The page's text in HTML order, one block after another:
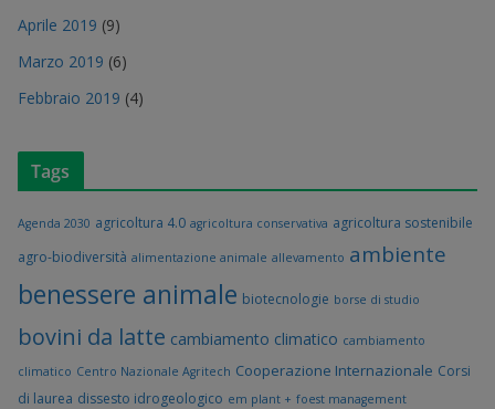
Aprile 2019 (9)
Marzo 2019 (6)
Febbraio 2019 (4)
Tags
Agenda 2030 agricoltura 4.0 agricoltura conservativa agricoltura sostenibile
agro-biodiversità alimentazione animale allevamento ambiente
benessere animale biotecnologie borse di studio
bovini da latte cambiamento climatico cambiamento
climatico Centro Nazionale Agritech Cooperazione Internazionale Corsi
di laurea dissesto idrogeologico em plant + foest management